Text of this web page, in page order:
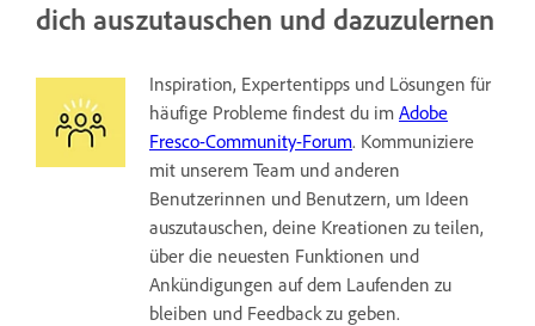
dich auszutauschen und dazuzulernen
Inspiration, Expertentipps und Lösungen für
häufige Probleme findest du im Adobe
Fresco-Community-Forum. Kommuniziere
mit unserem Team und anderen
Benutzerinnen und Benutzern, um Ideen
auszutauschen, deine Kreationen zu teilen,
über die neuesten Funktionen und
Ankündigungen auf dem Laufenden zu
bleiben und Feedback zu geben.